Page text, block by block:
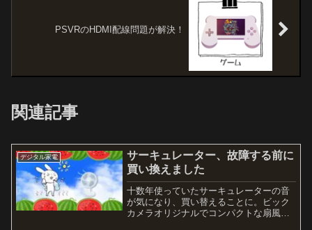
PSVRのHDMI配線問題が解決！
関連記事
デジタル家電
サーキュレーター、故障する前に
買い換えました
十数年使っていたサーキュレーターの音
が気になり、買い替えることに。ビック
カメラオリジナルでコンパクトな扇風機